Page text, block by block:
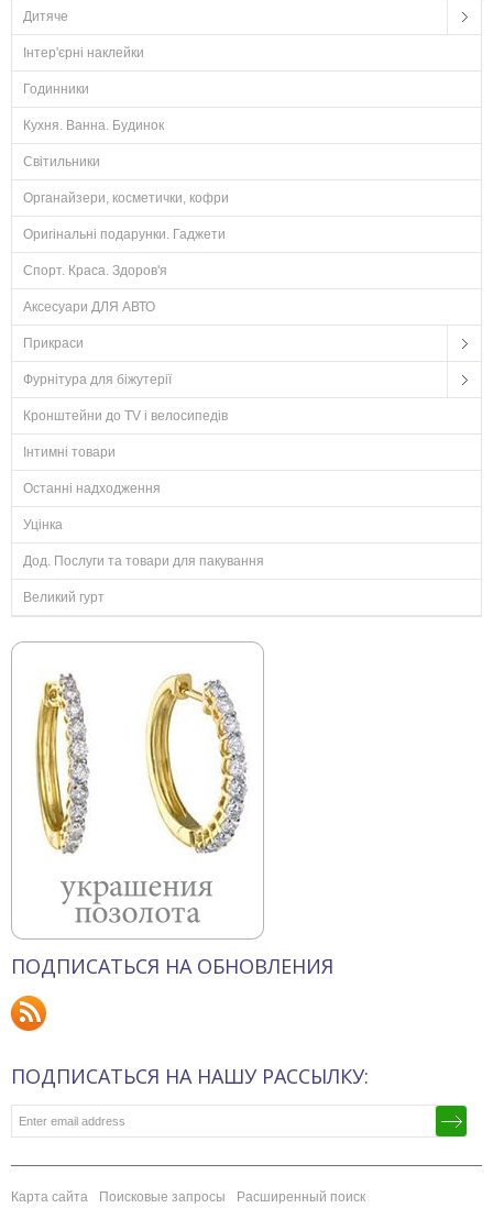
Дитяче
Інтер'єрні наклейки
Годинники
Кухня. Ванна. Будинок
Світильники
Органайзери, косметички, кофри
Оригінальні подарунки. Гаджети
Спорт. Краса. Здоров'я
Аксесуари ДЛЯ АВТО
Прикраси
Фурнітура для біжутерії
Кронштейни до TV і велосипедів
Інтимні товари
Останні надходження
Уцінка
Дод. Послуги та товари для пакування
Великий гурт
ПОДПИСАТЬСЯ НА ОБНОВЛЕНИЯ
ПОДПИСАТЬСЯ НА НАШУ РАССЫЛКУ:
Карта сайта Поисковые запросы Расширенный поиск